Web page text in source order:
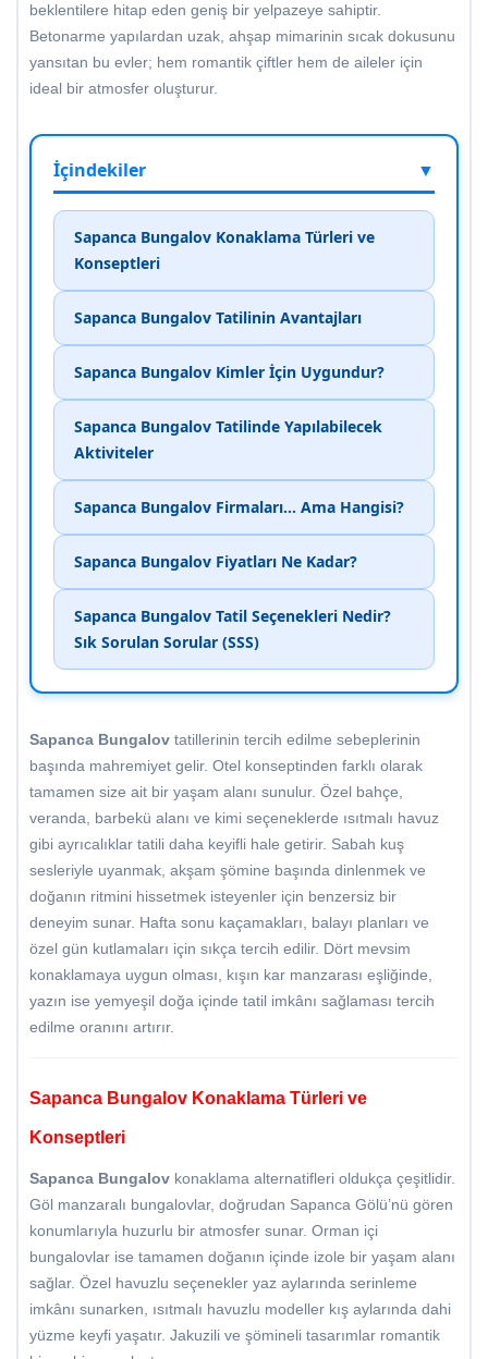
beklentilere hitap eden geniş bir yelpazeye sahiptir.
Betonarme yapılardan uzak, ahşap mimarinin sıcak dokusunu
yansıtan bu evler; hem romantik çiftler hem de aileler için
ideal bir atmosfer oluşturur.
İçindekiler ▼
Sapanca Bungalov Konaklama Türleri ve
Konseptleri
Sapanca Bungalov Tatilinin Avantajları
Sapanca Bungalov Kimler İçin Uygundur?
Sapanca Bungalov Tatilinde Yapılabilecek
Aktiviteler
Sapanca Bungalov Firmaları... Ama Hangisi?
Sapanca Bungalov Fiyatları Ne Kadar?
Sapanca Bungalov Tatil Seçenekleri Nedir?
Sık Sorulan Sorular (SSS)
Sapanca Bungalov tatillerinin tercih edilme sebeplerinin
başında mahremiyet gelir. Otel konseptinden farklı olarak
tamamen size ait bir yaşam alanı sunulur. Özel bahçe,
veranda, barbekü alanı ve kimi seçeneklerde ısıtmalı havuz
gibi ayrıcalıklar tatili daha keyifli hale getirir. Sabah kuş
sesleriyle uyanmak, akşam şömine başında dinlenmek ve
doğanın ritmini hissetmek isteyenler için benzersiz bir
deneyim sunar. Hafta sonu kaçamakları, balayı planları ve
özel gün kutlamaları için sıkça tercih edilir. Dört mevsim
konaklamaya uygun olması, kışın kar manzarası eşliğinde,
yazın ise yemyeşil doğa içinde tatil imkânı sağlaması tercih
edilme oranını artırır.
Sapanca Bungalov Konaklama Türleri ve
Konseptleri
Sapanca Bungalov konaklama alternatifleri oldukça çeşitlidir.
Göl manzaralı bungalovlar, doğrudan Sapanca Gölü’nü gören
konumlarıyla huzurlu bir atmosfer sunar. Orman içi
bungalovlar ise tamamen doğanın içinde izole bir yaşam alanı
sağlar. Özel havuzlu seçenekler yaz aylarında serinleme
imkânı sunarken, ısıtmalı havuzlu modeller kış aylarında dahi
yüzme keyfi yaşatır. Jakuzili ve şömineli tasarımlar romantik